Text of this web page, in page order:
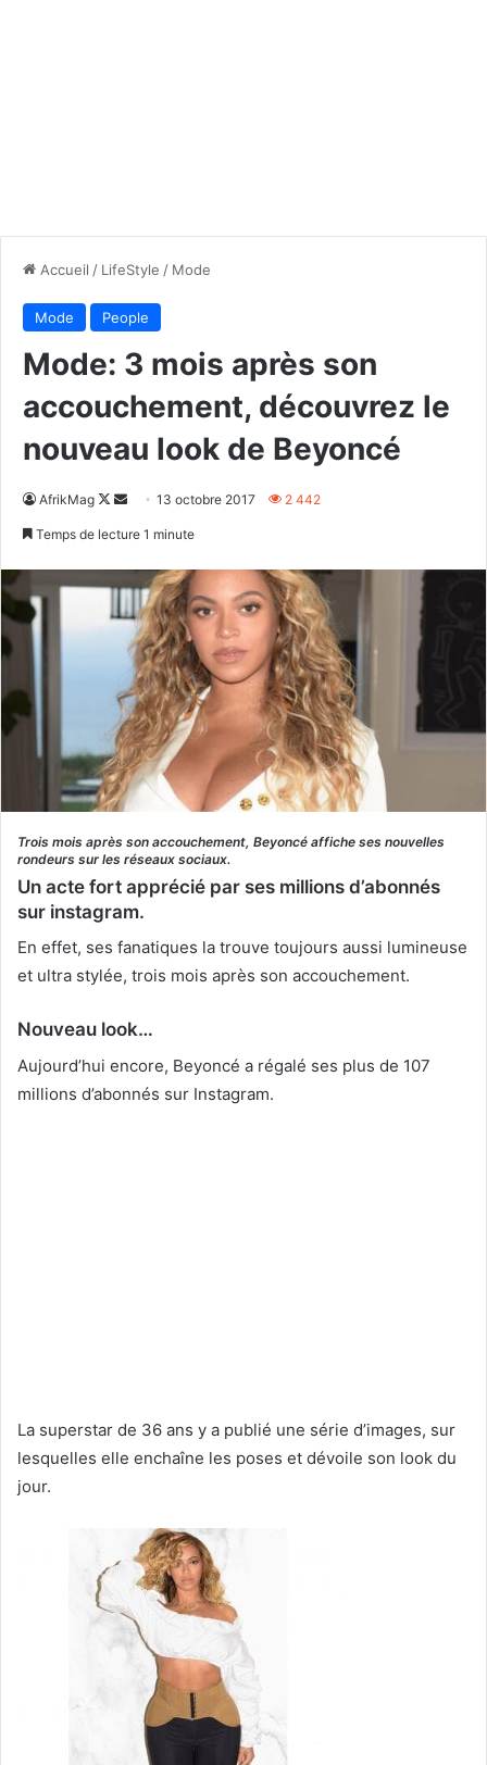
Accueil / LifeStyle / Mode
Mode People
Mode: 3 mois après son
accouchement, découvrez le
nouveau look de Beyoncé
AfrikMag
Follow
Envoyer13 octobre 2017 2 442
Temps de lecture 1 minute
Trois mois après son accouchement, Beyoncé affiche ses nouvelles
rondeurs sur les réseaux sociaux.
Un acte fort apprécié par ses millions d’abonnés
sur instagram.
En effet, ses fanatiques la trouve toujours aussi lumineuse
et ultra stylée, trois mois après son accouchement.
Nouveau look…
Aujourd’hui encore, Beyoncé a régalé ses plus de 107
millions d’abonnés sur Instagram.
La superstar de 36 ans y a publié une série d’images, sur
lesquelles elle enchaîne les poses et dévoile son look du
jour.